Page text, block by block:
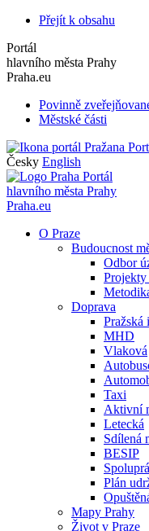
Přejít k obsahu
Portál
hlavního města Prahy
Praha.eu
Povinně
Městské části
Česky English
Portál
hlavního města Prahy
Praha.eu
O Praze
Budoucnost
Odbor
Projekty
Doprava
Pražská
MHD
Vlaková
Taxi
Aktivní
Letecká
Sdílená
BESIP
Plán
Mapy Prahy
Život v Praze